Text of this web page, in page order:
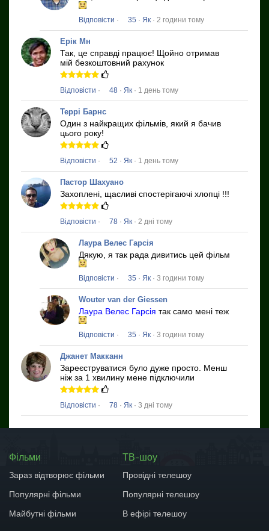
Відповісти · 35 · Як · 2 години тому
Ерік Мн
Так, це справді працює! Щойно отримав
мій безкоштовний рахунок
Відповісти · 48 · Як · 1 день тому
Террі Барнс
Один з найкращих фільмів, який я бачив
цього року!
Відповісти · 52 · Як · 1 день тому
Пастор Шахуано
Захоплені, щасливі спостерігаючі хлопці !!!
Відповісти · 78 · Як · 2 дні тому
Лаура Велес Гарсія
Дякую, я так рада дивитись цей фільм
Відповісти · 35 · Як · 3 години тому
Wouter van der Giessen
Лаура Велес Гарсія так само мені теж
Відповісти · 35 · Як · 3 години тому
Джанет Макканн
Зареєструватися було дуже просто. Менш
ніж за 1 хвилину мене підключили
Відповісти · 78 · Як · 3 дні тому
Фільми
Зараз відтворює фільми
Популярні фільми
Майбутні фільми
ТВ-шоу
Провідні телешоу
Популярні телешоу
В ефірі телешоу